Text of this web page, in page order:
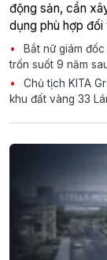
động sản, cần
dụng phù hợp
Bắt nữ giám
trốn suốt 9 năm
Chủ tịch KITA
khu đất vàng 33